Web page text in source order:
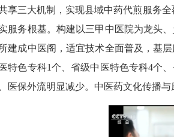
享三大机制，实现县域中药代煎服务
服务根基。构建以三甲中医院为龙头
建成中医阁，适宜技术全面普及，基
特色专科1个、省级中医特色专科4个
医保外流明显减少。中医药文化传播